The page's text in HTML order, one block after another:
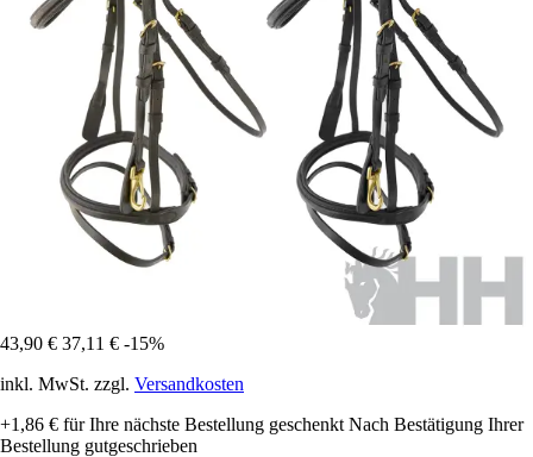
43,90 € 37,11 € -15%
inkl. MwSt. zzgl. Versandkosten
+1,86 € für Ihre nächste Bestellung geschenkt Nach Bestätigung Ihrer
Bestellung gutgeschrieben